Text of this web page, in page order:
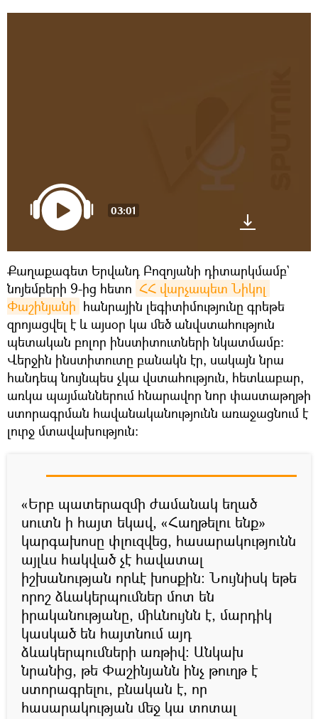
03:01
Քաղաքագետ Երվանդ Բոզոյանի դիտարկմամբ`
նոյեմբերի 9-ից հետո ՀՀ վարչապետ Նիկոլ
Փաշինյանի հանրային լեգիտիմությունը գրեթե
զրոյացվել է և այսօր կա մեծ անվստահություն
պետական բոլոր ինստիտուտների նկատմամբ։
Վերջին ինստիտուտը բանակն էր, սակայն նրա
հանդեպ նույնպես չկա վստահություն, հետևաբար,
առկա պայմաններում հնարավոր նոր փաստաթղթի
ստորագրման հավանականությունն առաջացնում է
լուրջ մտավախություն։
«Երբ պատերազմի ժամանակ եղած
սուտն ի հայտ եկավ, «Հաղթելու ենք»
կարգախոսը փլուզվեց, հասարակությունն
այլևս հակված չէ հավատալ
իշխանության որևէ խոսքին։ Նույնիսկ եթե
որոշ ձևակերպումներ մոտ են
իրականությանը, միևնույնն է, մարդիկ
կասկած են հայտնում այդ
ձևակերպումների առթիվ։ Անկախ
նրանից, թե Փաշինյանն ինչ թուղթ է
ստորագրելու, բնական է, որ
հասարակության մեջ կա տոտալ